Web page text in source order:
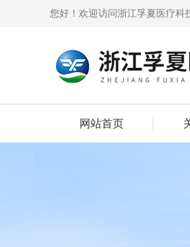
您好！欢迎访问浙江孚夏医疗科
网站首页